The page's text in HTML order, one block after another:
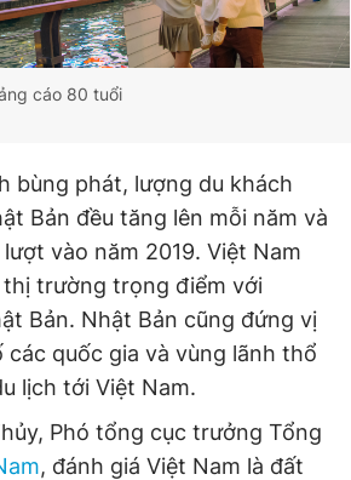
cáo 80 tuổi
bùng phát, lượng du khách
Bản đều tăng lên mỗi năm và
vào năm 2019. Việt Nam
thị trường trọng điểm với
Bản. Nhật Bản cũng đứng vị
quốc gia và vùng lãnh thổ
lịch tới Việt Nam.
Phó tổng cục trưởng Tổng
, đánh giá Việt Nam là đất